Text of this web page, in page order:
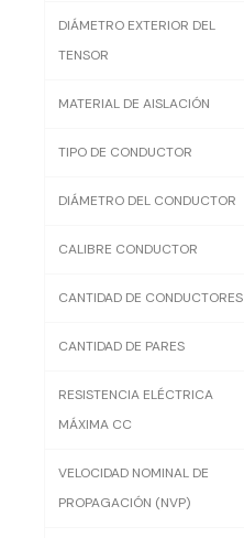
DIÁMETRO EXTERIOR DEL
TENSOR
MATERIAL DE AISLACIÓN
TIPO DE CONDUCTOR
DIÁMETRO DEL CONDUCTOR
CALIBRE CONDUCTOR
CANTIDAD DE CONDUCTORES
CANTIDAD DE PARES
RESISTENCIA ELÉCTRICA
MÁXIMA CC
VELOCIDAD NOMINAL DE
PROPAGACIÓN (NVP)